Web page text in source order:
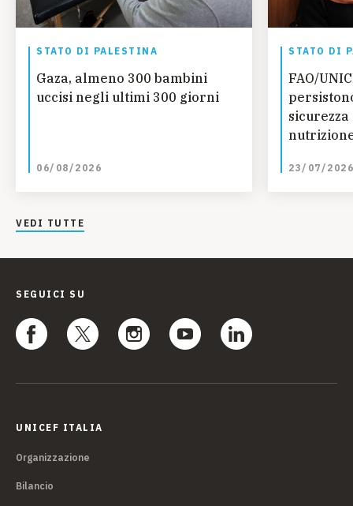
STATO DI PALESTINA
Gaza, almeno 300 bambini
uccisi negli ultimi 300 giorni
06/08/2026
STATO DI
FAO/
23/07/2026
VEDI TUTTE
SEGUICI SU
UNICEF ITALIA
Organizzazione
Bilancio